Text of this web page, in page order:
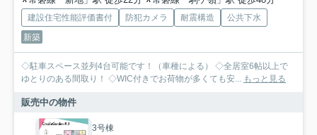
建設住宅性能評価書付 防犯カメラ 耐震構造
公共下水
新築
◇駐車スペース並列4台可能です！（車種による） ◇全居室6帖以上で
ゆとりのある間取り！ ◇WIC付きでお荷物が多くても安... もっと見る
販売中の物件
3号棟